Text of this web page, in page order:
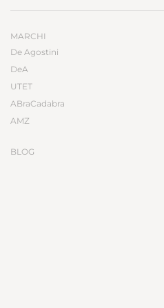
MARCHI
De Agostini
DeA
UTET
ABraCadabra
AMZ
BLOG